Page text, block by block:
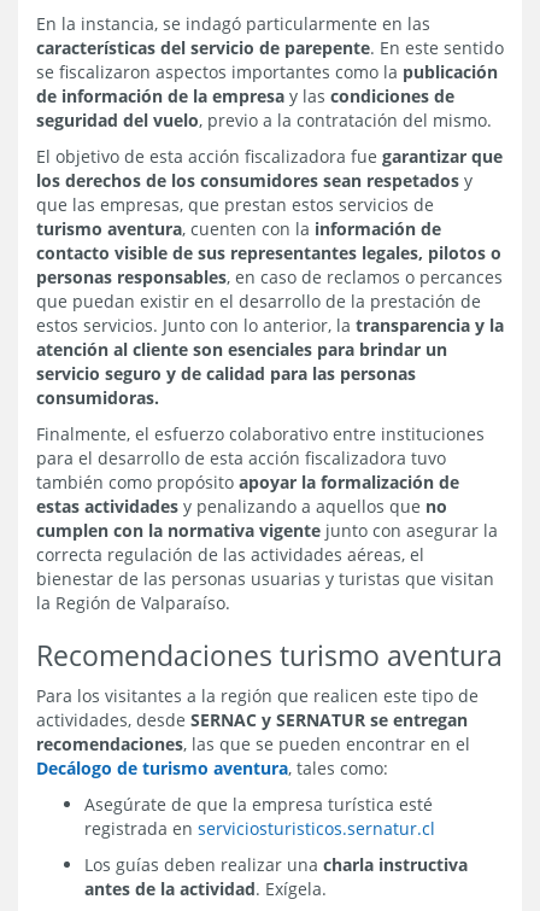
En la instancia, se indagó particularmente en las
características del servicio de parepente. En este sentido
se fiscalizaron aspectos importantes como la publicación
de información de la empresa y las condiciones de
seguridad del vuelo, previo a la contratación del mismo.
El objetivo de esta acción fiscalizadora fue garantizar que
los derechos de los consumidores sean respetados y
que las empresas, que prestan estos servicios de
turismo aventura, cuenten con la información de
contacto visible de sus representantes legales, pilotos o
personas responsables, en caso de reclamos o percances
que puedan existir en el desarrollo de la prestación de
estos servicios. Junto con lo anterior, la transparencia y la
atención al cliente son esenciales para brindar un
servicio seguro y de calidad para las personas
consumidoras.
Finalmente, el esfuerzo colaborativo entre instituciones
para el desarrollo de esta acción fiscalizadora tuvo
también como propósito apoyar la formalización de
estas actividades y penalizando a aquellos que no
cumplen con la normativa vigente junto con asegurar la
correcta regulación de las actividades aéreas, el
bienestar de las personas usuarias y turistas que visitan
la Región de Valparaíso.
Recomendaciones turismo aventura
Para los visitantes a la región que realicen este tipo de
actividades, desde SERNAC y SERNATUR se entregan
recomendaciones, las que se pueden encontrar en el
Decálogo de turismo aventura, tales como:
Asegúrate de que la empresa turística esté
registrada en serviciosturisticos.sernatur.cl
Los guías deben realizar una charla instructiva
antes de la actividad. Exígela.